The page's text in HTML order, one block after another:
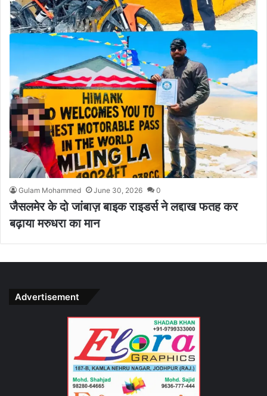
Gulam Mohammed June 30, 2026 0
जैसलमेर के दो जांबाज़ बाइक राइडर्स ने लद्दाख फतह कर
बढ़ाया मरुधरा का मान
Advertisement